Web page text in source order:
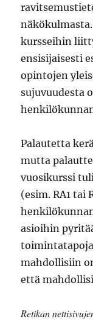
kursseihin
ensisijaisesti
opintojen
sujuvuudesta
Palautetta
mutta
vuosikurssi
(esim. RA1 tai
asioihin
mahdollisiin
että
Retikan